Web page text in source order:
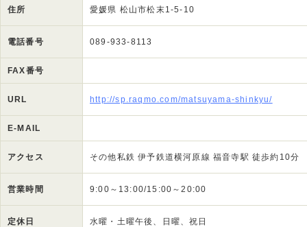
住所 愛媛県 松山市松末1-5-10
電話番号 089-933-8113
FAX番号
URL http://sp.raqmo.com/matsuyama-shinkyu/
E-MAIL
アクセス その他私鉄 伊予鉄道横河原線 福音寺駅 徒歩約10分
営業時間 9:00～13:00/15:00～20:00
定休日 水曜・土曜午後、日曜、祝日